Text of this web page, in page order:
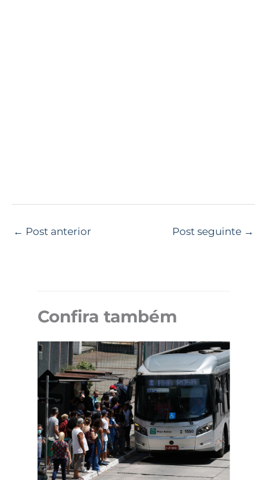
← Post anterior Post seguinte →
Confira também